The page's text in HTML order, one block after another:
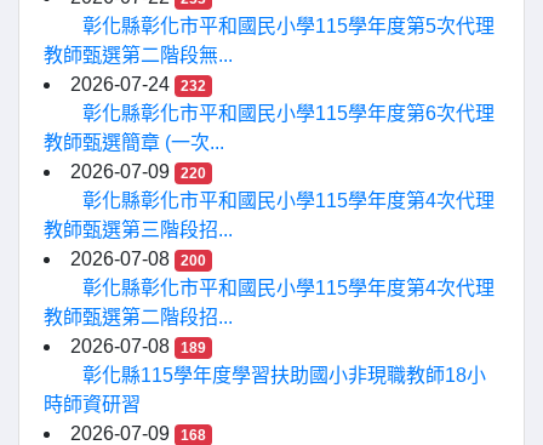
彰化縣彰化市平和國民小學115學年度第5次代理
教師甄選第二階段無...
2026-07-24
232
彰化縣彰化市平和國民小學115學年度第6次代理
教師甄選簡章 (一次...
2026-07-09
220
彰化縣彰化市平和國民小學115學年度第4次代理
教師甄選第三階段招...
2026-07-08
200
彰化縣彰化市平和國民小學115學年度第4次代理
教師甄選第二階段招...
2026-07-08
189
彰化縣115學年度學習扶助國小非現職教師18小
時師資研習
2026-07-09
168